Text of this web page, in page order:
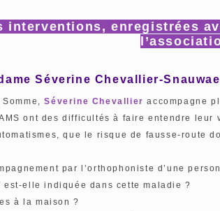
interventions, enregistrées
Séverine Chevallier-
Somme,Séverine Chevallier accompagne
ont des difficultés à faire entendre
que le risque de fausse-route
par l’orthophoniste d’une
est-elle indiquée dans cette maladie ?
à la maison ?